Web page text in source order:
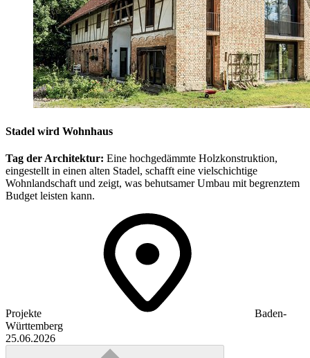
Stadel wird Wohnhaus
Tag der Architektur: Eine hochgedämmte Holzkonstruktion,
eingestellt in einen alten Stadel, schafft eine vielschichtige
Wohnlandschaft und zeigt, was behutsamer Umbau mit begrenztem
Budget leisten kann.
Projekte
Baden-
Württemberg
25.06.2026